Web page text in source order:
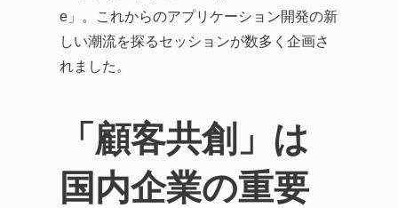
e」。これからのアプリケーション開発の新
しい潮流を探るセッションが数多く企画さ
れました。
「顧客共創」は
国内企業の重要